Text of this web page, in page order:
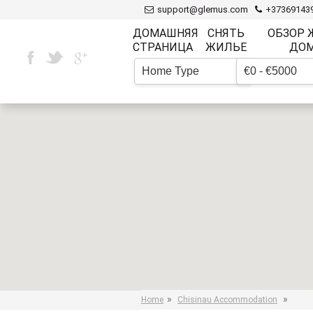
support@glemus.com
ДОМАШНЯЯ
СТРАНИЦА
СНЯТЬ
ЖИЛЬЕ
ОБЗОР
Home Type ▼€0 - €5000
Home » Chisinau Accommodation »